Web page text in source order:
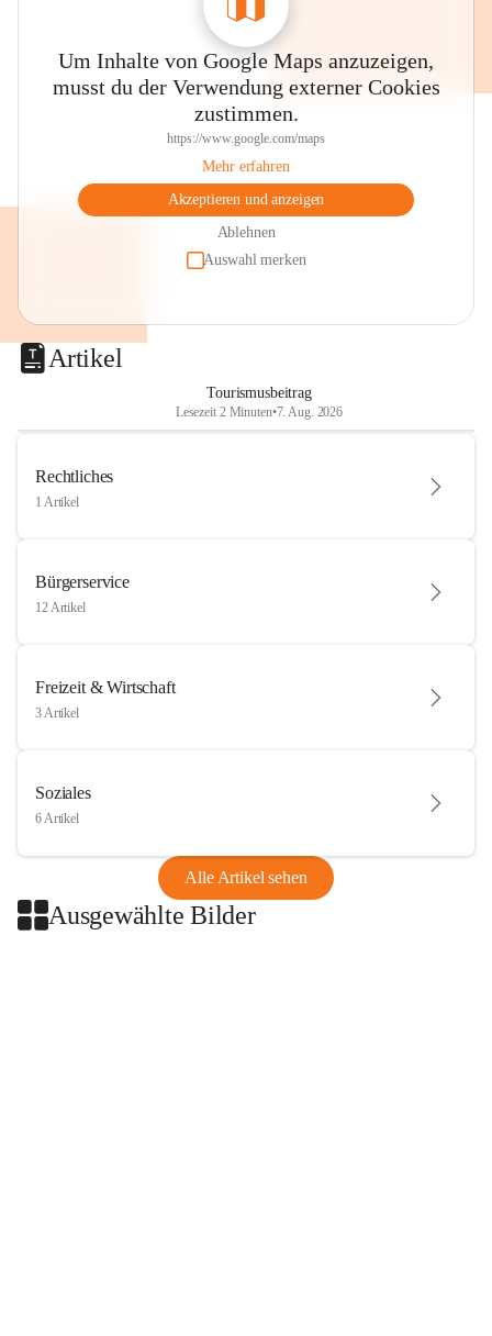
Um Inhalte von Google Maps anzuzeigen,
musst du der Verwendung externer Cookies
zustimmen.
https://www.google.com/maps
Mehr erfahren
Akzeptieren und anzeigen
Ablehnen
Auswahl merken
Artikel
Tourismusbeitrag
Lesezeit 2 Minuten•7. Aug. 2026
Rechtliches
1 Artikel
Bürgerservice
12 Artikel
Freizeit & Wirtschaft
3 Artikel
Soziales
6 Artikel
Alle Artikel sehen
Ausgewählte Bilder